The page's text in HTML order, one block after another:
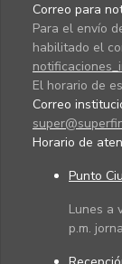
Correo para
Para el envío
habilitado el
El horario de
Correo
Horario de
Punto
Lunes a
p.m.